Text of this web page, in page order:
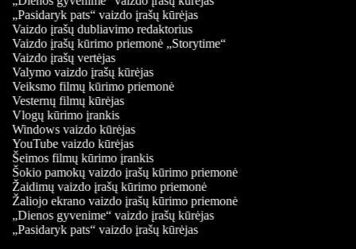
„Pasidaryk pats“ vaizdo įrašų kūrėjas
Vaizdo įrašų dubliavimo redaktorius
Vaizdo įrašų kūrimo priemonė „Storytime“
Vaizdo įrašų vertėjas
Valymo vaizdo įrašų kūrėjas
Veiksmo filmų kūrimo priemonė
Vesternų filmų kūrėjas
Vlogų kūrimo įrankis
Windows vaizdo kūrėjas
YouTube vaizdo kūrėjas
Šeimos filmų kūrimo įrankis
Šokio pamokų vaizdo įrašų kūrimo priemonė
Žaidimų vaizdo įrašų kūrimo priemonė
Žaliojo ekrano vaizdo įrašų kūrimo priemonė
„Dienos gyvenime“ vaizdo įrašų kūrėjas
„Pasidaryk pats“ vaizdo įrašų kūrėjas